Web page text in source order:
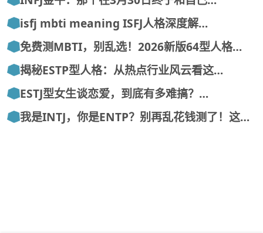
isfj mbti meaning ISFJ人格深度解…
免费测MBTI，别乱选！2026新版64型人格…
揭秘ESTP型人格：从热点行业风云看这…
ESTJ型女生谈恋爱，到底有多难搞？…
我是INTJ，你是ENTP？别再乱花钱测了！这…